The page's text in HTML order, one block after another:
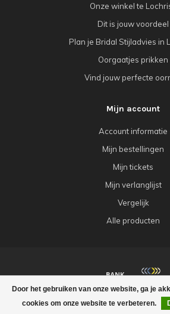
Door het gebruiken van onze website, ga je
cookies om onze website te verbeteren.
Onze winkel te
Dit is jouw voordeel
Plan je Bridal Stijladvies in
Oorgaatjes prikken
Vind jouw perfecte
Mijn account
Account informatie
Mijn bestellingen
Mijn tickets
Mijn verlanglijst
Vergelijk
Alle producten
© Copyright 2026